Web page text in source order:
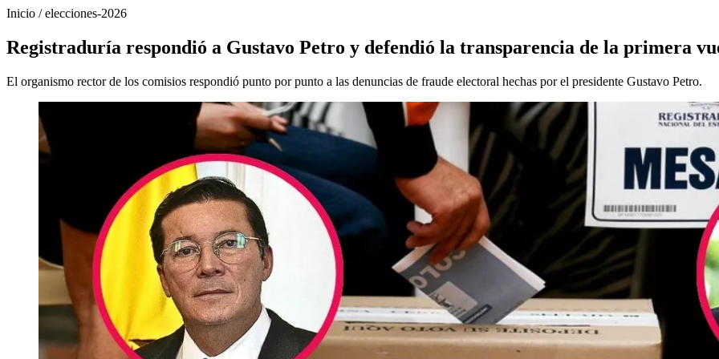
Inicio /elecciones-2026
Registraduría respondió a Gustavo Petro y defendió la transparencia de la primera
El organismo rector de los comisios respondió punto por punto a las denuncias de fraude electoral hechas por el presidente Gustavo Petro.